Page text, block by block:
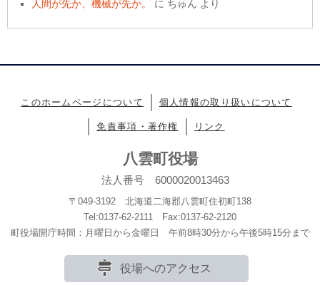
人間が先か、機械が先か。
に ちゅん より
このホームページについて 個人情報の取り扱いについて
免責事項・著作権 リンク
八雲町役場
法人番号 6000020013463
〒049-3192 北海道二海郡八雲町住初町138
Tel:0137-62-2111 Fax:0137-62-2120
町役場開庁時間：月曜日から金曜日 午前8時30分から午後5時15分まで
役場へのアクセス